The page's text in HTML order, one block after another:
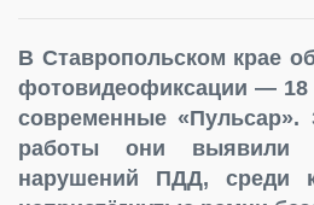
В Ставропольском крае
фотовидеофиксации — 18
современные
работы они выявили
нарушений ПДД, среди